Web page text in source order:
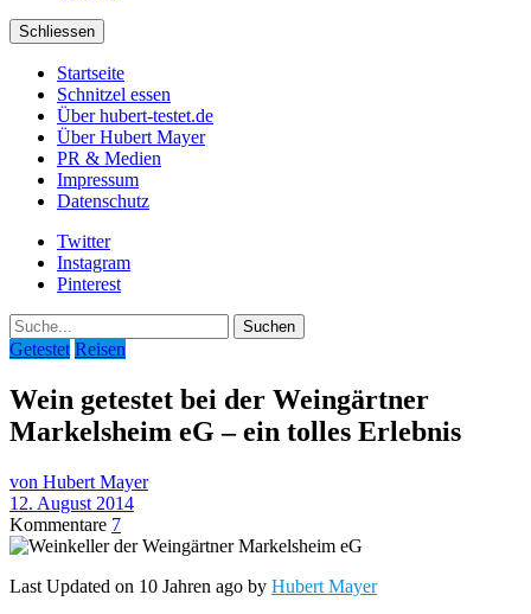
Schliessen
Startseite
Schnitzel essen
Über hubert-testet.de
Über Hubert Mayer
PR & Medien
Impressum
Datenschutz
Twitter
Instagram
Pinterest
Suche
Getestet Reisen
Wein getestet bei der Weingärtner
Markelsheim eG – ein tolles Erlebnis
von Hubert Mayer
12. August 2014
Kommentare 7
Last Updated on 10 Jahren ago by Hubert Mayer